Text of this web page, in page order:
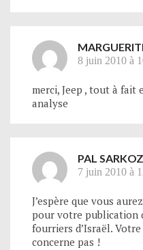
8 juin 2010 à
merci, Jeep , tout à fait
analyse
PAL
7 juin 2010 à
J’espère que vous
pour votre publication
fourriers d’Israël.
concerne pas !